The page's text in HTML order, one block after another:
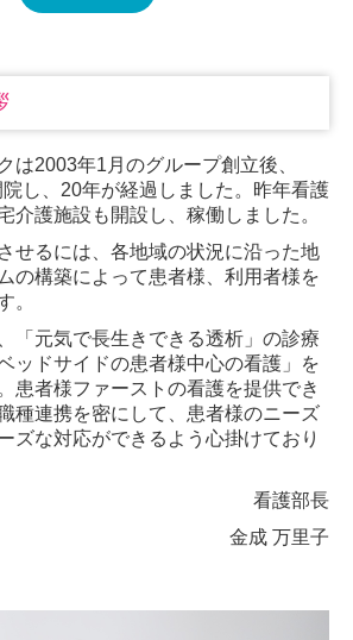
は2003年1月のグループ創立後、
し、20年が経過しました。昨年看護
介護施設も開設し、稼働しました。
せるには、各地域の状況に沿った地
の構築によって患者様、利用者様を
。
「元気で長生きできる透析」の診療
ッドサイドの患者様中心の看護」を
患者様ファーストの看護を提供でき
種連携を密にして、患者様のニーズ
ズな対応ができるよう心掛けており
看護部長
金成 万里子